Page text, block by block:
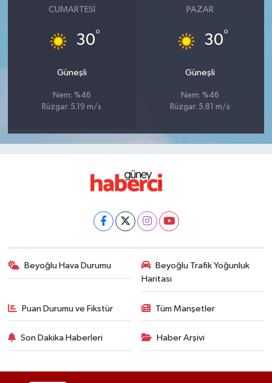
CUMARTESI
30°
Güneşli
Nem: %46
Rüzgar: 5.19 m/s
PAZAR
30°
Güneşli
Nem: %46
Rüzgar: 5.81 m/s
Beyoğlu Hava Durumu
Beyoğlu Trafik Yoğunluk
Haritası
Puan Durumu ve Fikstür Tüm Manşetler
Son Dakika Haberleri Haber Arşivi